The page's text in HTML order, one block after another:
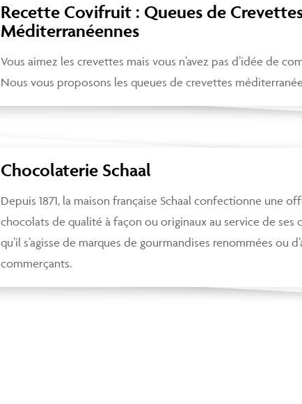
Recette Covifruit : Queues de
Méditerranéennes
Vous aimez les crevettes mais vous n’avez pas d’idée de
Nous vous proposons les queues de crevettes
Chocolaterie Schaal
Depuis 1871, la maison française Schaal confectionne une
chocolats de qualité à façon ou originaux au service de ses
qu’il s’agisse de marques de gourmandises renommées ou
commerçants.